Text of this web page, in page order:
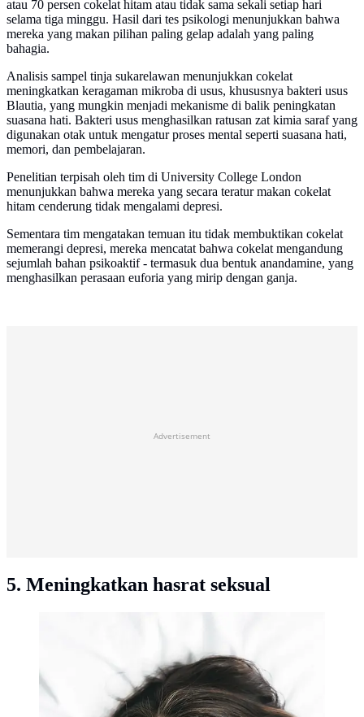
atau 70 persen cokelat hitam atau tidak sama sekali setiap hari
selama tiga minggu. Hasil dari tes psikologi menunjukkan bahwa
mereka yang makan pilihan paling gelap adalah yang paling
bahagia.
Analisis sampel tinja sukarelawan menunjukkan cokelat
meningkatkan keragaman mikroba di usus, khususnya bakteri usus
Blautia, yang mungkin menjadi mekanisme di balik peningkatan
suasana hati. Bakteri usus menghasilkan ratusan zat kimia saraf yang
digunakan otak untuk mengatur proses mental seperti suasana hati,
memori, dan pembelajaran.
Penelitian terpisah oleh tim di University College London
menunjukkan bahwa mereka yang secara teratur makan cokelat
hitam cenderung tidak mengalami depresi.
Sementara tim mengatakan temuan itu tidak membuktikan cokelat
memerangi depresi, mereka mencatat bahwa cokelat mengandung
sejumlah bahan psikoaktif - termasuk dua bentuk anandamine, yang
menghasilkan perasaan euforia yang mirip dengan ganja.
Advertisement
5. Meningkatkan hasrat seksual